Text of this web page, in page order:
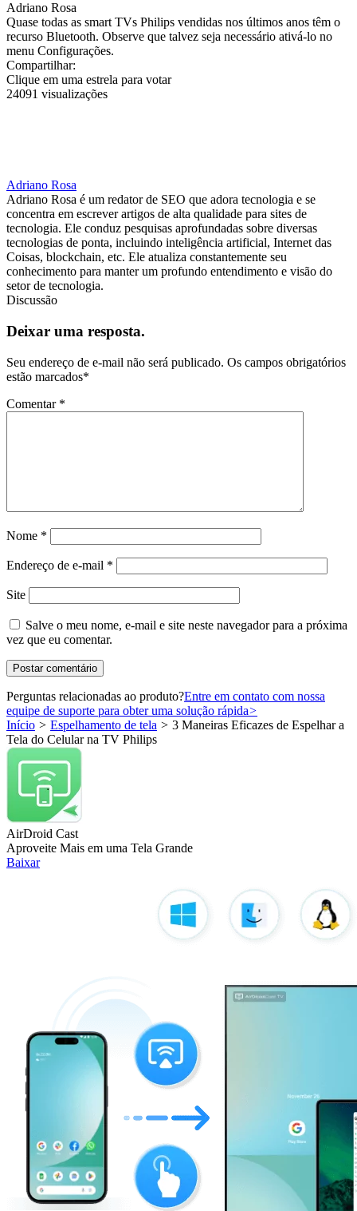
Adriano Rosa
Quase todas as smart TVs Philips vendidas nos últimos anos têm o
recurso Bluetooth. Observe que talvez seja necessário ativá-lo no
menu Configurações.
Compartilhar:
Clique em uma estrela para votar
24091 visualizações
Adriano Rosa
Adriano Rosa é um redator de SEO que adora tecnologia e se
concentra em escrever artigos de alta qualidade para sites de
tecnologia. Ele conduz pesquisas aprofundadas sobre diversas
tecnologias de ponta, incluindo inteligência artificial, Internet das
Coisas, blockchain, etc. Ele atualiza constantemente seu
conhecimento para manter um profundo entendimento e visão do
setor de tecnologia.
Discussão
Deixar uma resposta.
Seu endereço de e-mail não será publicado. Os campos obrigatórios
estão marcados*
Comentar *
Nome *
Endereço de e-mail *
Site
Salve o meu nome, e-mail e site neste navegador para a próxima
vez que eu comentar.
Perguntas relacionadas ao produto?Entre em contato com nossa
equipe de suporte para obter uma solução rápida>
Início > Espelhamento de tela > 3 Maneiras Eficazes de Espelhar a
Tela do Celular na TV Philips
AirDroid Cast
Aproveite Mais em uma Tela Grande
Baixar